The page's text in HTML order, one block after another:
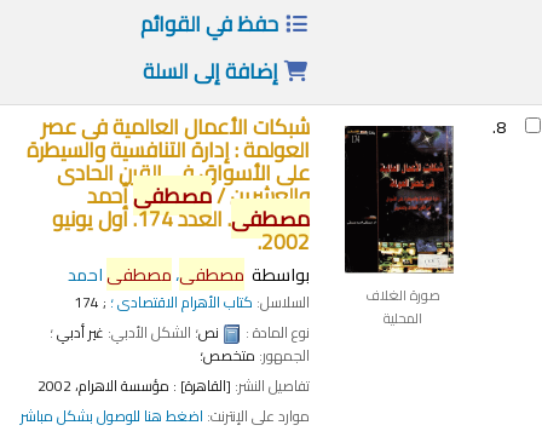
حفظ في القوائم
إضافة إلى السلة
8.
صورة الغلاف
المحلية
شبكات الأعمال العالمية فى عصر
العولمة : إدارة التنافسية والسيطرة
على الأسواق فى القرن الحادى
والعشرين /مصطفىأحمد
مصطفى. العدد 174. أول يونيو
2002.
بواسطة مصطفى،مصطفىاحمد
السلاسل:كتاب الأهرام الاقتصادى ؛; 174
نوع المادة :
نص؛ الشكل الأدبي:غير أدبي؛
الجمهور:متخصص؛
تفاصيل النشر:[القاهرة] : مؤسسة الاهرام،2002
موارد على الإنترنت:اضغط هنا للوصول بشكل مباشر